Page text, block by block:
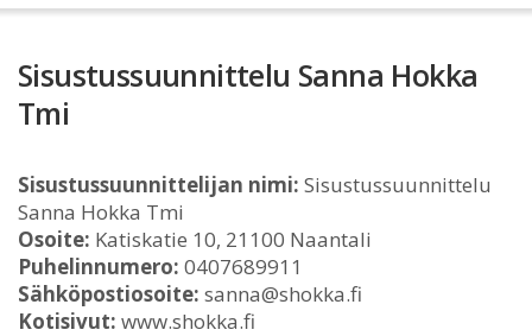
Sisustussuunnittelu Sanna Hokka
Tmi
Sisustussuunnittelijan nimi: Sisustussuunnittelu
Sanna Hokka Tmi
Osoite: Katiskatie 10, 21100 Naantali
Puhelinnumero: 0407689911
Sähköpostiosoite: sanna@shokka.fi
Kotisivut: www.shokka.fi